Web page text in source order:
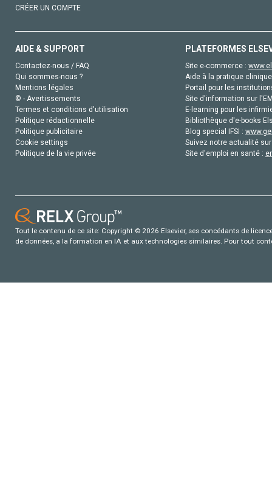
CRÉER UN COMPTE
AIDE & SUPPORT
Contactez-nous / FAQ
Qui sommes-nous ?
Mentions légales
© - Avertissements
Termes et conditions d'utilisation
Politique rédactionnelle
Politique publicitaire
Cookie settings
Politique de la vie privée
PLATEFORMES
Site e-commerce :
Aide à la pratique
Portail pour les
Site d'information sur
E-learning pour les
Bibliothèque d'e-books
Blog special IFSI :
Suivez notre actualité
Site d'emploi en santé :
Tout le contenu de ce site: Copyright © 2026 Elsevier, ses concédants de
de données, a la formation en IA et aux technologies similaires. Pour tout